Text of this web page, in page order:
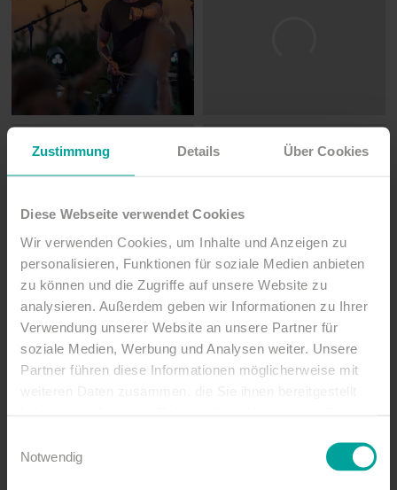
Zustimmung Details Über Cookies
Diese Webseite verwendet Cookies
Wir verwenden Cookies, um Inhalte und Anzeigen zu
personalisieren, Funktionen für soziale Medien anbieten
zu können und die Zugriffe auf unsere Website zu
analysieren. Außerdem geben wir Informationen zu Ihrer
Verwendung unserer Website an unsere Partner für
soziale Medien, Werbung und Analysen weiter. Unsere
Partner führen diese Informationen möglicherweise mit
Notwendig